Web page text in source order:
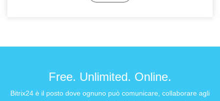
Free. Unlimited. Online.
Bitrix24 è il posto dove ognuno può comunicare, collaborare agli